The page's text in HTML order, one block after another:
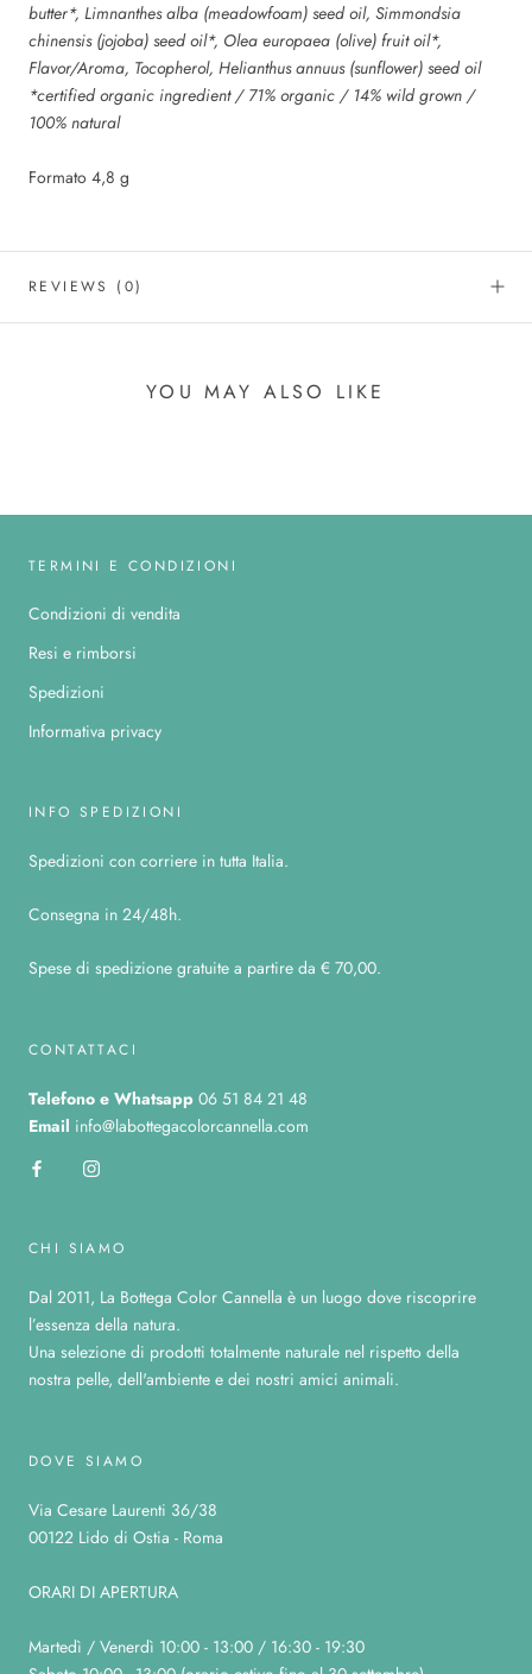
butter*, Limnanthes alba (meadowfoam) seed oil, Simmondsia
chinensis (jojoba) seed oil*, Olea europaea (olive) fruit oil*,
Flavor/Aroma, Tocopherol, Helianthus annuus (sunflower) seed oil
*certified organic ingredient / 71% organic / 14% wild grown /
100% natural
Formato 4,8 g
REVIEWS (0)
YOU MAY ALSO LIKE
TERMINI E CONDIZIONI
Condizioni di vendita
Resi e rimborsi
Spedizioni
Informativa privacy
INFO SPEDIZIONI
Spedizioni con corriere in tutta Italia.
Consegna in 24/48h.
Spese di spedizione gratuite a partire da € 70,00.
CONTATTACI
Telefono e Whatsapp 06 51 84 21 48
Email info@labottegacolorcannella.com
CHI SIAMO
Dal 2011, La Bottega Color Cannella è un luogo dove riscoprire
l’essenza della natura.
Una selezione di prodotti totalmente naturale nel rispetto della
nostra pelle, dell'ambiente e dei nostri amici animali.
DOVE SIAMO
Via Cesare Laurenti 36/38
00122 Lido di Ostia - Roma
ORARI DI APERTURA
Martedì / Venerdì 10:00 - 13:00 / 16:30 - 19:30